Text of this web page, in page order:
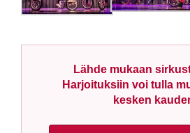
Lähde mukaan
Harjoituksiin voi tulla
kesken